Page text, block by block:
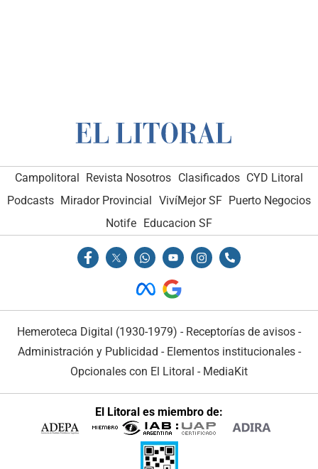
Campolitoral Revista Nosotros Clasificados CYD Litoral
Podcasts Mirador Provincial VivíMejor SF Puerto Negocios
Notife Educacion SF
Hemeroteca Digital (1930-1979) - Receptorías de avisos -
Administración y Publicidad - Elementos institucionales-
Opcionales con El Litoral - MediaKit
El Litoral es miembro de: